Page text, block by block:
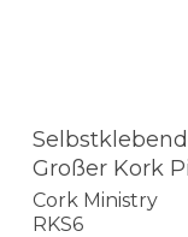
Großer Kork
Cork Ministry
RKS6